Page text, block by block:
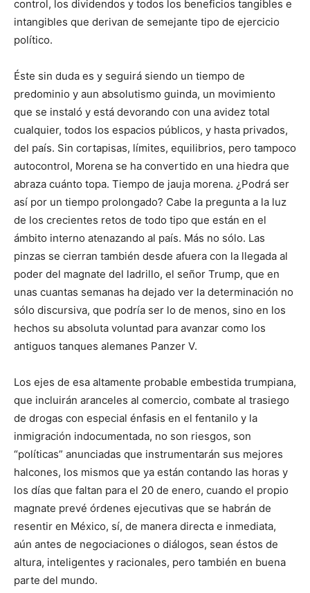
control, los dividendos y todos los beneficios tangibles e
intangibles que derivan de semejante tipo de ejercicio
político.
Éste sin duda es y seguirá siendo un tiempo de
predominio y aun absolutismo guinda, un movimiento
que se instaló y está devorando con una avidez total
cualquier, todos los espacios públicos, y hasta privados,
del país. Sin cortapisas, límites, equilibrios, pero tampoco
autocontrol, Morena se ha convertido en una hiedra que
abraza cuánto topa. Tiempo de jauja morena. ¿Podrá ser
así por un tiempo prolongado? Cabe la pregunta a la luz
de los crecientes retos de todo tipo que están en el
ámbito interno atenazando al país. Más no sólo. Las
pinzas se cierran también desde afuera con la llegada al
poder del magnate del ladrillo, el señor Trump, que en
unas cuantas semanas ha dejado ver la determinación no
sólo discursiva, que podría ser lo de menos, sino en los
hechos su absoluta voluntad para avanzar como los
antiguos tanques alemanes Panzer V.
Los ejes de esa altamente probable embestida trumpiana,
que incluirán aranceles al comercio, combate al trasiego
de drogas con especial énfasis en el fentanilo y la
inmigración indocumentada, no son riesgos, son
“políticas” anunciadas que instrumentarán sus mejores
halcones, los mismos que ya están contando las horas y
los días que faltan para el 20 de enero, cuando el propio
magnate prevé órdenes ejecutivas que se habrán de
resentir en México, sí, de manera directa e inmediata,
aún antes de negociaciones o diálogos, sean éstos de
altura, inteligentes y racionales, pero también en buena
parte del mundo.